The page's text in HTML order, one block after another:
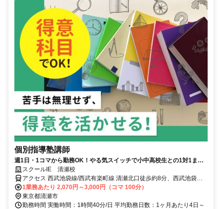
個別指導塾講師
週1日・1コマから勤務OK！やる気スイッチで小中高校生との1対1また
は1対2の個別指導！
スクールIE 清瀬校
アクセス 西武池袋線/西武有楽町線 清瀬北口徒歩約8分、西武池袋線/
西武有楽町線 秋津北口徒歩約30分、西武池袋線/西武有楽町線 東久留
米北口徒歩約32分 「清瀬駅」より徒歩9分
1業務あたり 2,070円～3,000円（コマ 100分）
東京都清瀬市
勤務時間 実働時間：1時間40分/日 平均勤務日数：1ヶ月あたり4日～